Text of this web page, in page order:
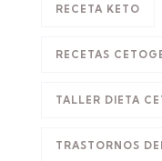
RECETA KETO
RECETAS
TALLER DIETA
TRASTORNOS